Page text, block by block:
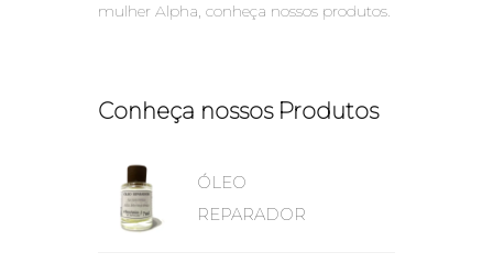
mulher Alpha, conheça nossos produtos.
Conheça nossos Produtos
ÓLEO
REPARADOR